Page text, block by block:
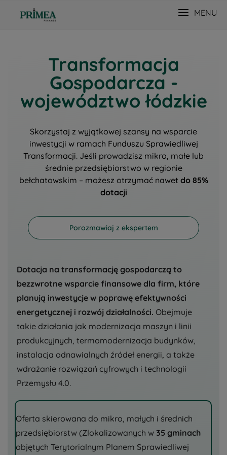
MENU
Transformacja
Gospodarcza -
województwo łódzkie
Skorzystaj z wyjątkowej szansy na wsparcie
inwestycji w ramach Funduszu Sprawiedliwej
Transformacji. Jeśli prowadzisz mikro, małe lub
średnie przedsiębiorstwo w regionie
bełchatowskim – możesz otrzymać nawet do 85%
dotacji
Porozmawiaj z ekspertem
Dotacja na transformację gospodarczą to
bezzwrotne wsparcie finansowe dla firm, które
planują inwestycje w poprawę efektywności
energetycznej i rozwój działalności. Obejmuje
takie działania jak modernizacja maszyn i linii
produkcyjnych, termomodernizacja budynków,
instalacja odnawialnych źródeł energii, a także
wdrażanie rozwiązań cyfrowych i technologii
Przemysłu 4.0.
Oferta skierowana do mikro, małych i średnich
przedsiębiorstw (Zlokalizowanych w 35 gminach
objętych Terytorialnym Planem Sprawiedliwej